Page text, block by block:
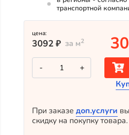
транспортной
цена:
3092 ₽ за м2
-
Количество
товара
Крашеный
TV-
5088
(лак
+
При заказе доп.услуги
скидку на покупку товара.